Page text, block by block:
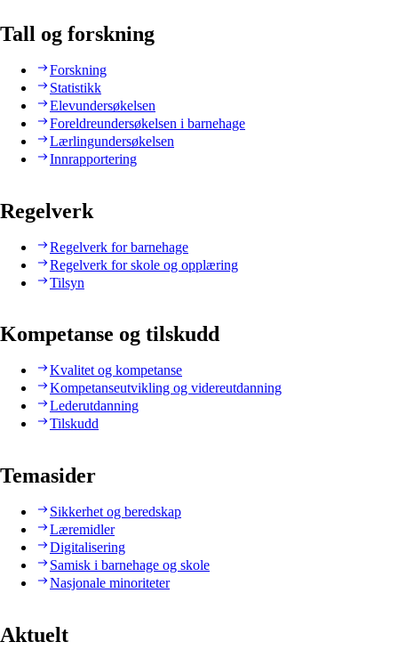
Tall og forskning
Forskning
Statistikk
Elevundersøkelsen
Foreldreundersøkelsen i barnehage
Lærlingundersøkelsen
Innrapportering
Regelverk
Regelverk for barnehage
Regelverk for skole og opplæring
Tilsyn
Kompetanse og tilskudd
Kvalitet og kompetanse
Kompetanseutvikling og videreutdanning
Lederutdanning
Tilskudd
Temasider
Sikkerhet og beredskap
Læremidler
Digitalisering
Samisk i barnehage og skole
Nasjonale minoriteter
Aktuelt